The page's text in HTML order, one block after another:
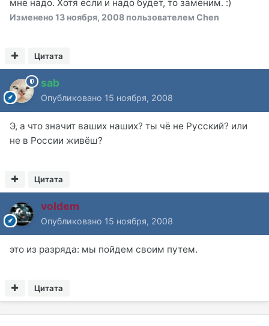
мне надо. Хотя если и надо будет, то заменим. :)
Изменено 13 ноября, 2008 пользователем Chen
Цитата
sab
Опубликовано 15 ноября, 2008
Э, а что значит ваших наших? ты чё не Русский? или
не в России живёш?
Цитата
voldem
Опубликовано 15 ноября, 2008
это из разряда: мы пойдем своим путем.
Цитата